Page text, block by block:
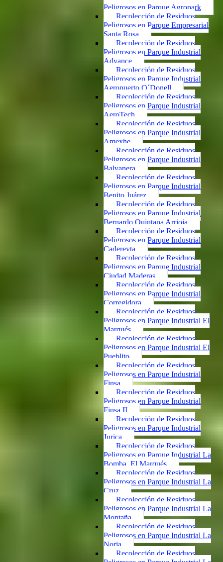
Peligrosos en Parque Agropark
Recolección de Residuos
Peligrosos en Parque Empresarial
Santa Rosa
Recolección de Residuos
Peligrosos en Parque Industrial
Advance
Recolección de Residuos
Peligrosos en Parque Industrial
Aeropuerto O´Donell
Recolección de Residuos
Peligrosos en Parque Industrial
AeroTech
Recolección de Residuos
Peligrosos en Parque Industrial
Amexhe
Recolección de Residuos
Peligrosos en Parque Industrial
Balvanera
Recolección de Residuos
Peligrosos en Parque Industrial
Benito Juárez
Recolección de Residuos
Peligrosos en Parque Industrial
Bernardo Quintana Arrioja
Recolección de Residuos
Peligrosos en Parque Industrial
Cadereyta
Recolección de Residuos
Peligrosos en Parque Industrial
Ciudad Maderas
Recolección de Residuos
Peligrosos en Parque Industrial
Corregidora
Recolección de Residuos
Peligrosos en Parque Industrial El
Marqués
Recolección de Residuos
Peligrosos en Parque Industrial El
Pueblito
Recolección de Residuos
Peligrosos en Parque Industrial
Finsa
Recolección de Residuos
Peligrosos en Parque Industrial
Finsa II
Recolección de Residuos
Peligrosos en Parque Industrial
Jurica
Recolección de Residuos
Peligrosos en Parque Industrial La
Bomba, El Marqués
Recolección de Residuos
Peligrosos en Parque Industrial La
Cruz
Recolección de Residuos
Peligrosos en Parque Industrial La
Montaña
Recolección de Residuos
Peligrosos en Parque Industrial La
Noria
Recolección de Residuos